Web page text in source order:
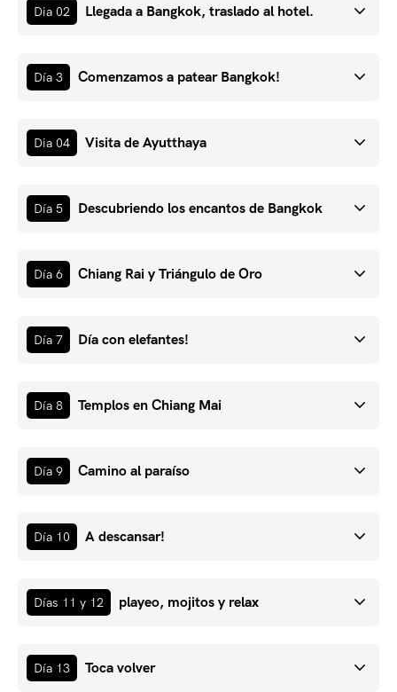
Dia 02 Llegada a Bangkok, traslado al hotel.
Día 3 Comenzamos a patear Bangkok!
Dia 04 Visita de Ayutthaya
Día 5 Descubriendo los encantos de Bangkok
Día 6 Chiang Rai y Triángulo de Oro
Día 7 Día con elefantes!
Día 8 Templos en Chiang Mai
Día 9 Camino al paraíso
Día 10 A descansar!
Días 11 y 12 playeo, mojitos y relax
Día 13 Toca volver